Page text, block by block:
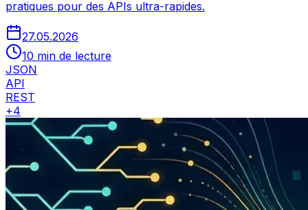
pratiques pour des APIs ultra-rapides.
27.05.2026
10 min de lecture
JSON
API
REST
+4